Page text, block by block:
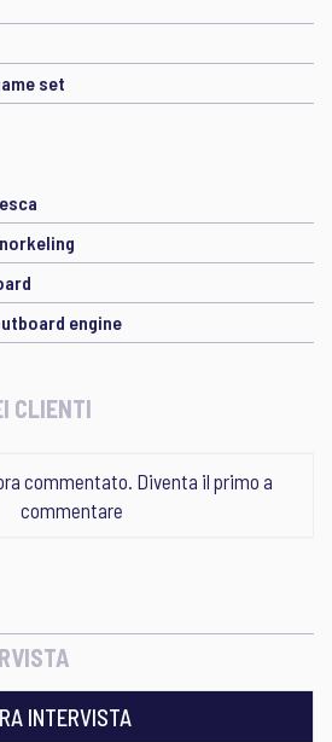
set
engine
CLIENTI
commentato. Diventa il primo a
commentare
INTERVISTA